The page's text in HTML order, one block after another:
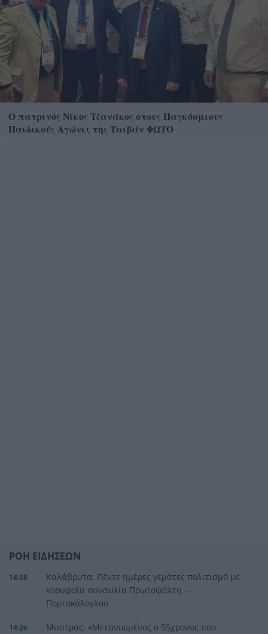
Ο πατρινός Νίκος Τζανάκος στους Παγκόσμιους
Παιδικούς Αγώνες της Ταιβάν ΦΩΤΟ
ΡΟΗ ΕΙΔΗΣΕΩΝ
14:38
Καλάβρυτα: Πέντε ημέρες γεμάτες πολιτισμό με
κορυφαία συναυλία Πρωτοψάλτη –
Πορτοκάλογλου
14:26 Μυστράς: «Μετανιωμένος ο 55χρονος που